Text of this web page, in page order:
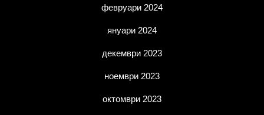
февруари 2024
януари 2024
декември 2023
ноември 2023
октомври 2023